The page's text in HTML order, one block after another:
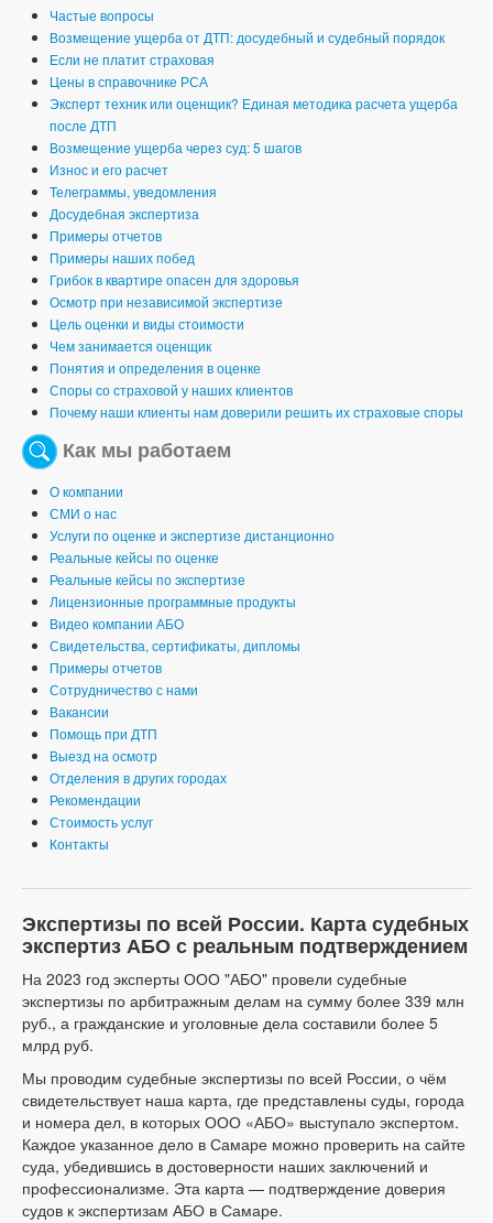
Частые вопросы
Возмещение ущерба от ДТП: досудебный и судебный порядок
Если не платит страховая
Цены в справочнике РСА
Эксперт техник или оценщик? Единая методика расчета ущерба
после ДТП
Возмещение ущерба через суд: 5 шагов
Износ и его расчет
Телеграммы, уведомления
Досудебная экспертиза
Примеры отчетов
Примеры наших побед
Грибок в квартире опасен для здоровья
Осмотр при независимой экспертизе
Цель оценки и виды стоимости
Чем занимается оценщик
Понятия и определения в оценке
Споры со страховой у наших клиентов
Почему наши клиенты нам доверили решить их страховые споры
Как мы работаем
О компании
СМИ о нас
Услуги по оценке и экспертизе дистанционно
Реальные кейсы по оценке
Реальные кейсы по экспертизе
Лицензионные программные продукты
Видео компании АБО
Свидетельства, сертификаты, дипломы
Примеры отчетов
Сотрудничество с нами
Вакансии
Помощь при ДТП
Выезд на осмотр
Отделения в других городах
Рекомендации
Стоимость услуг
Контакты
Экспертизы по всей России. Карта судебных
экспертиз АБО с реальным подтверждением
На 2023 год эксперты ООО "АБО" провели судебные
экспертизы по арбитражным делам на сумму более 339 млн
руб., а гражданские и уголовные дела составили более 5
млрд руб.
Мы проводим судебные экспертизы по всей России, о чём
свидетельствует наша карта, где представлены суды, города
и номера дел, в которых ООО «АБО» выступало экспертом.
Каждое указанное дело в Самаре можно проверить на сайте
суда, убедившись в достоверности наших заключений и
профессионализме. Эта карта — подтверждение доверия
судов к экспертизам АБО в Самаре.